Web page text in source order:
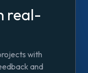
real-
with
and